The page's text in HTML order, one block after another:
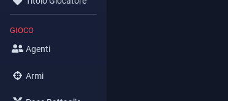
GIOCO
Agenti
Armi